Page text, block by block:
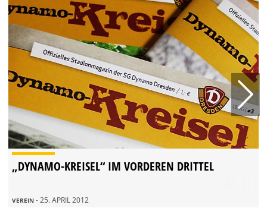
„DYNAMO-KREISEL“ IM VORDEREN DRITTEL
VEREIN - 25. APRIL 2012